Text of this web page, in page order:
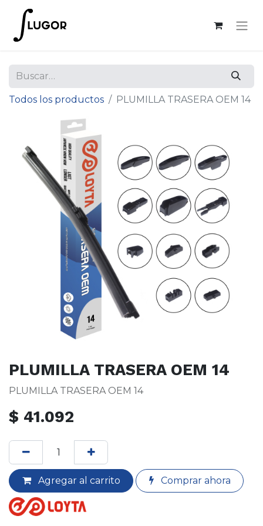
Todos los productos PLUMILLA TRASERA OEM 14
PLUMILLA TRASERA OEM 14
PLUMILLA TRASERA OEM 14
$ 41.092
Agregar al carrito Comprar ahora